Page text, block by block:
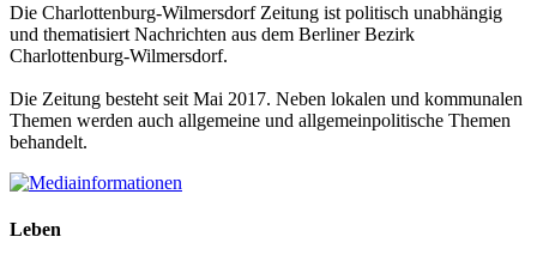
Die Charlottenburg-Wilmersdorf Zeitung ist politisch unabhängig
und thematisiert Nachrichten aus dem Berliner Bezirk
Charlottenburg-Wilmersdorf.
Die Zeitung besteht seit Mai 2017. Neben lokalen und kommunalen
Themen werden auch allgemeine und allgemeinpolitische Themen
behandelt.
Leben